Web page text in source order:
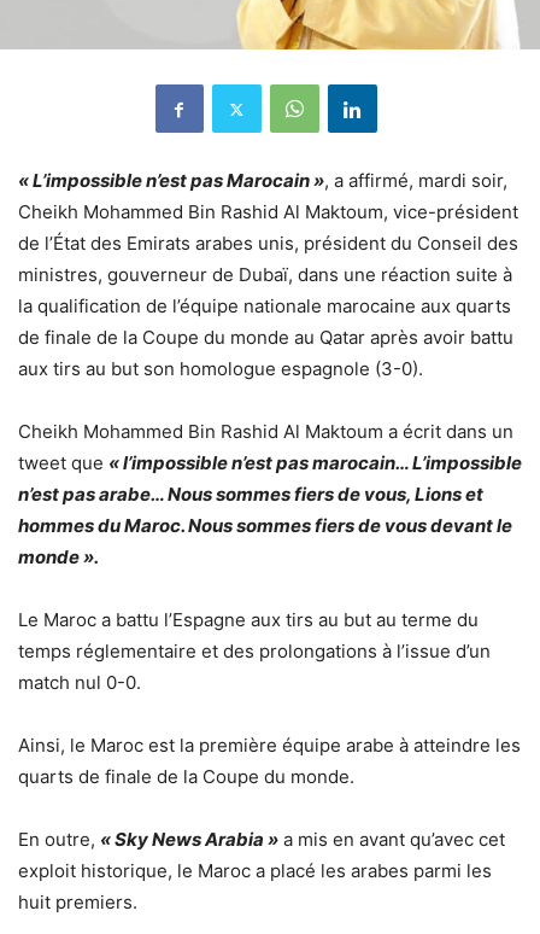
« L’impossible n’est pas Marocain », a affirmé, mardi soir,
Cheikh Mohammed Bin Rashid Al Maktoum, vice-président
de l’État des Emirats arabes unis, président du Conseil des
ministres, gouverneur de Dubaï, dans une réaction suite à
la qualification de l’équipe nationale marocaine aux quarts
de finale de la Coupe du monde au Qatar après avoir battu
aux tirs au but son homologue espagnole (3-0).
Cheikh Mohammed Bin Rashid Al Maktoum a écrit dans un
tweet que « l’impossible n’est pas marocain… L’impossible
n’est pas arabe… Nous sommes fiers de vous, Lions et
hommes du Maroc. Nous sommes fiers de vous devant le
monde ».
Le Maroc a battu l’Espagne aux tirs au but au terme du
temps réglementaire et des prolongations à l’issue d’un
match nul 0-0.
Ainsi, le Maroc est la première équipe arabe à atteindre les
quarts de finale de la Coupe du monde.
En outre, « Sky News Arabia » a mis en avant qu’avec cet
exploit historique, le Maroc a placé les arabes parmi les
huit premiers.